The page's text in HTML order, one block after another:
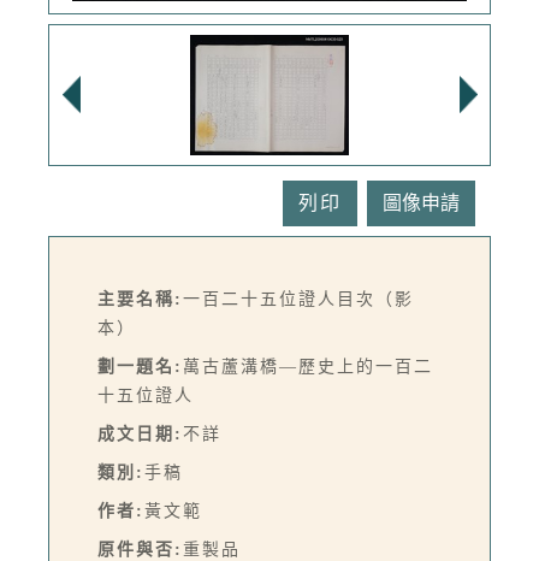
列印
主要名稱: 一百二十五位證人目次（影
本）
劃一題名: 萬古蘆溝橋—歷史上的一百二
十五位證人
成文日期: 不詳
類別: 手稿
作者: 黃文範
原件與否: 重製品